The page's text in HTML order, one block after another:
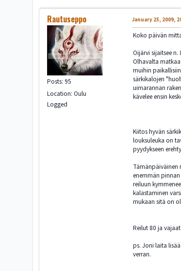
Rautuseppo
Posts: 95
Location: Oulu
Logged
January 25, 2009,
Koko päivän
Oijärvi sijaitsee
Olhavalta
muihin
särkikalojen
uimarannan
kävelee ensin
Kiitos hyvän
louksuleuka on
pyydykseen
Tämänpäiväinen
enemmän
reiluun
kalastaminen
mukaan sitä on
Reilut 80 ja
ps. Joni laita
verran.